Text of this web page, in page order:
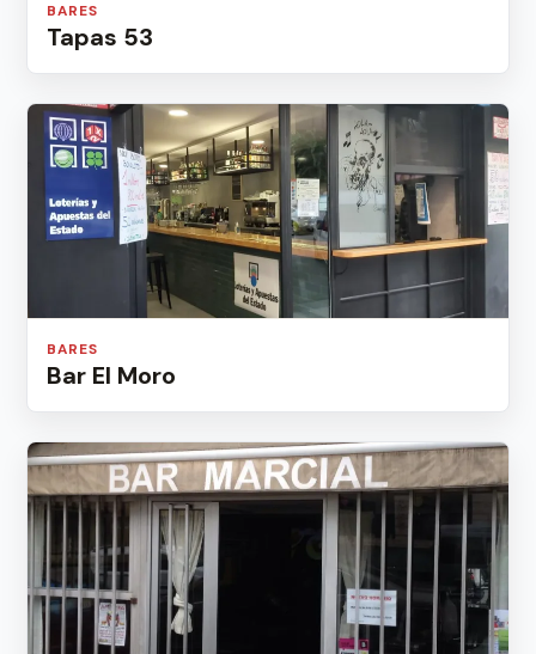
BARES
Tapas 53
BARES
Bar El Moro